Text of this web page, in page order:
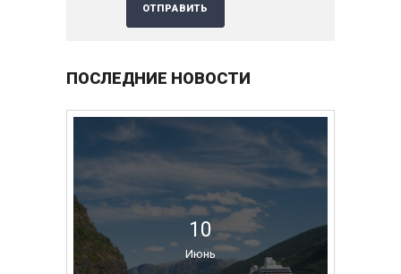
ПОСЛЕДНИЕ НОВОСТИ
10
Июнь